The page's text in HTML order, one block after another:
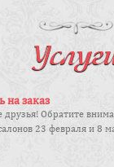
на заказ
друзья! Обратите
23 февраля и 8